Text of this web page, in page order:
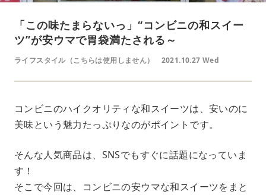
「この味たまらないっ」“コンビニの和スイー
ツ”が安ウマで胃袋満たされる～
ライフスタイル（こちらは使用しません） 2021.10.27 Wed
コンビニのハイクオリティな和スイーツは、安いのに
美味という魅力たっぷりなのがポイントです。
そんな人気商品は、SNSでもすぐに話題になっていま
す！
そこで今回は、コンビニの安ウマな和スイーツをまと